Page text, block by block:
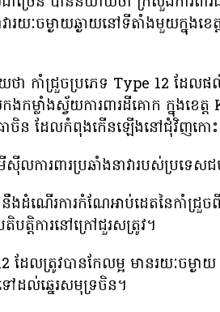
វារយៈចម្ងាយឆ្ងាយនៅទីតាំងមួយក្នុង
ា កាំជ្រួចប្រភេទ Type 12 ដែល
កម្លាំងស្វ័យការពារដីគោក ក្នុងខេត្
ចិន ដែលកំពុងកើនឡើងនៅជុំវិញកោ
ស៊ីលការពារប្រឆាំងនាវារបស់ប្រទេស
នឹង​ដំណើរការ​កំណែ​អាប់ដេត​នៃ​កាំជ្រួ
ត្តិការ​នៅ​ក្រៅ​ជួរ​សត្រូវ។
ដែលត្រូវបានកែលម្អ មានរយៈចម្ង
ៅដល់ឆ្នេរសមុទ្រចិន។